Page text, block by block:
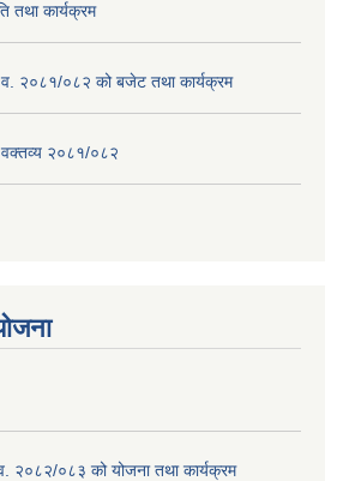
तथा कार्यक्रम
व. २०८१/०८२ को बजेट तथा कार्यक्रम
वक्तव्य २०८१/०८२
२०८२/०८३ को योजना तथा कार्यक्रम